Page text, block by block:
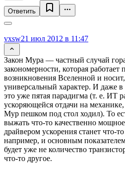
Ответить
vxsw21 июл 2012 в 11:47
Закон Мура — частный случай
закономерности, которая работает
возникновения Вселенной и
универсальный характер. И даже
это уже пятая парадигма (т. е. ИТ
ускоряющейся отдачи на
Мур пешком под стол ходил). То
выжать что-то качественно
драйвером ускорения станет что-
например, и основным
будет уже не количество
что-то другое.